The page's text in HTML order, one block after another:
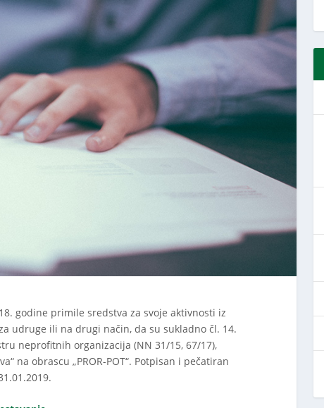
godine primile sredstva za svoje aktivnosti iz
udruge ili na drugi način, da su sukladno čl. 14.
neprofitnih organizacija (NN 31/15, 67/17),
na obrascu „PROR-POT“. Potpisan i pečatiran